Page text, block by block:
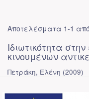
Αποτελέσματα 1-1
Ιδιωτικότητα
κινουμένων
Πετράκη, Ελένη (2009)